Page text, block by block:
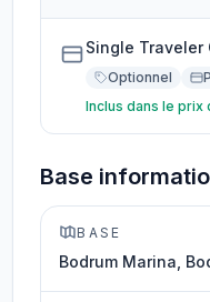
Single Traveler
Optionnel
Inclus dans le prix
Base
BASE
Bodrum Marina,